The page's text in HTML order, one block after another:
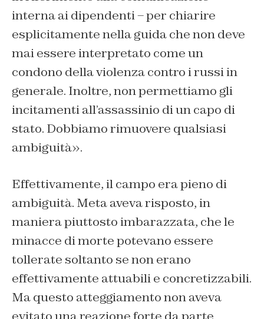
interna ai dipendenti – per chiarire
esplicitamente nella guida che non deve
mai essere interpretato come un
condono della violenza contro i russi in
generale. Inoltre, non permettiamo gli
incitamenti all’assassinio di un capo di
stato. Dobbiamo rimuovere qualsiasi
ambiguità».
Effettivamente, il campo era pieno di
ambiguità. Meta aveva risposto, in
maniera piuttosto imbarazzata, che le
minacce di morte potevano essere
tollerate soltanto se non erano
effettivamente attuabili e concretizzabili.
Ma questo atteggiamento non aveva
evitato una reazione forte da parte